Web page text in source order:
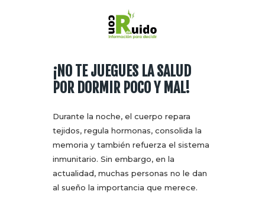
¡NO TE JUEGUES LA SALUD
POR DORMIR POCO Y MAL!
Durante la noche, el cuerpo repara
tejidos, regula hormonas, consolida la
memoria y también refuerza el sistema
inmunitario. Sin embargo, en la
actualidad, muchas personas no le dan
al sueño la importancia que merece.